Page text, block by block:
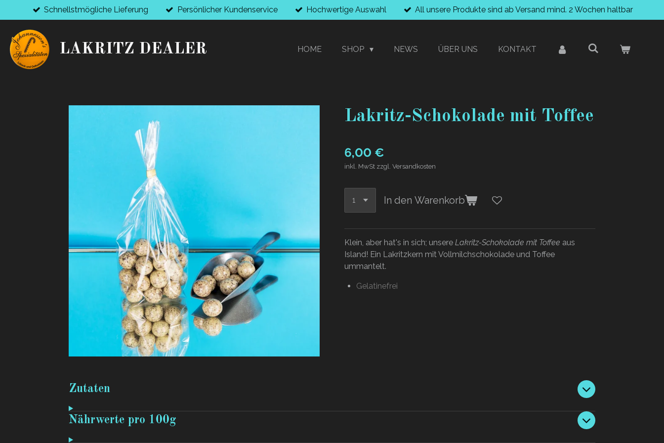
Hauptinhalt
springen
Schnellstmögliche Lieferung Persönlicher Kundenservice Hochwertige Auswahl All unsere Produkte sind ab Versand mind. 2 Wochen haltbar
LAKRITZ DEALER HOME SHOP NEWS ÜBER UNS KONTAKT
Lakritz-Schokolade mit Toffee
6,00 €
inkl. MwSt zzgl. Versandkosten
In den Warenkorb
Klein, aber hat's in sich; unsere Lakritz-Schokolade mit Toffee aus
Island! Ein Lakritzkern mit Vollmilchschokolade und Toffee
ummantelt.
Gelatinefrei
Zutaten
Nährwerte pro 100g